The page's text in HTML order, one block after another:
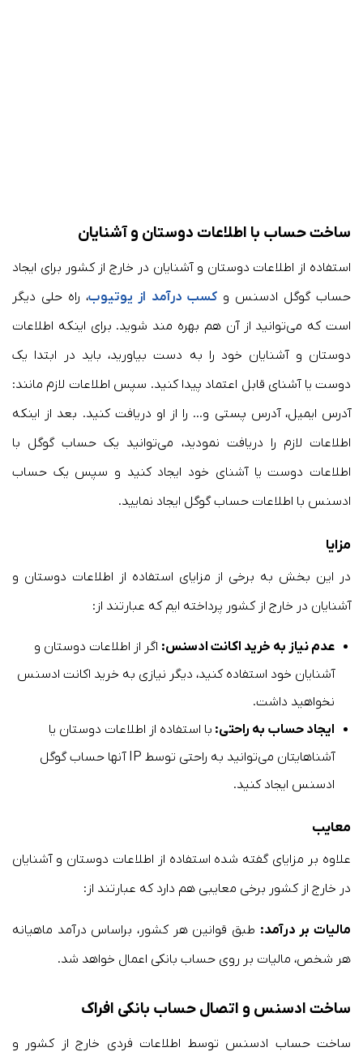
ساخت حساب با اطلاعات دوستان و آشنایان
استفاده از اطلاعات دوستان و آشنایان در خارج از کشور برای ایجاد
حساب گوگل ادسنس وکسب درآمد از یوتیوب، راه حلی دیگر
است که می‌توانید از آن هم بهره مند شوید. برای اینکه اطلاعات
دوستان و آشنایان خود را به دست بیاورید، باید در ابتدا یک
دوست یا آشنای قابل اعتماد پیدا کنید. سپس اطلاعات لازم مانند:
آدرس ایمیل، آدرس پستی و… را از او دریافت کنید. بعد از اینکه
اطلاعات لازم را دریافت نمودید، می‌توانید یک حساب گوگل با
اطلاعات دوست یا آشنای خود ایجاد کنید و سپس یک حساب
ادسنس با اطلاعات حساب گوگل ایجاد نمایید.
مزایا
در این بخش به برخی از مزایای استفاده از اطلاعات دوستان و
آشنایان در خارج از کشور پرداخته ایم که عبارتند از:
عدم نیاز به خرید اکانت ادسنس: اگر از اطلاعات دوستان و
آشنایان خود استفاده کنید، دیگر نیازی به خرید اکانت ادسنس
نخواهید داشت.
ایجاد حساب به راحتی: با استفاده از اطلاعات دوستان یا
آشناهایتان می‌توانید به راحتی توسط IP آنها حساب گوگل
ادسنس ایجاد کنید.
معایب
علاوه بر مزایای گفته شده استفاده از اطلاعات دوستان و آشنایان
در خارج از کشور برخی معایبی هم دارد که عبارتند از:
مالیات بر درآمد: طبق قوانین هر کشور، براساس درآمد ماهیانه
هر شخص، مالیات بر روی حساب بانکی اعمال خواهد شد.
ساخت ادسنس و اتصال حساب بانکی افراک
ساخت حساب ادسنس توسط اطلاعات فردی خارج از کشور و